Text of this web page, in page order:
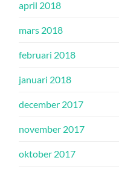
april 2018
mars 2018
februari 2018
januari 2018
december 2017
november 2017
oktober 2017